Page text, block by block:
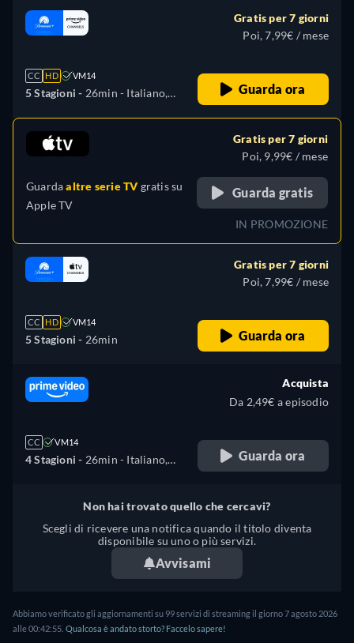
CC HD VM14
5 Stagioni - 26min - Italiano,
Francese, Giapponese,
Portoghese
Gratis per 7 giorni
Poi, 7,99€ / mese
Guarda ora
Guardaaltre serie TVgratis su
Apple TV
Gratis per 7 giorni
Poi, 9,99€ / mese
Guarda gratis
IN PROMOZIONE
CC HD VM14
5 Stagioni - 26min
Gratis per 7 giorni
Poi, 7,99€ / mese
Guarda ora
CC VM14
4 Stagioni - 26min - Italiano,
Acquista
Da 2,49€ a episodio
Guarda ora
Non hai trovato quello che cercavi?
Scegli di ricevere una notifica quando il titolo diventa
disponibile su uno o più servizi.
Avvisami
Abbiamo verificato gli aggiornamenti su 99 servizi di streaming il giorno 7 agosto 2026
alle 00:42:55. Qualcosa è andato storto? Faccelo sapere!